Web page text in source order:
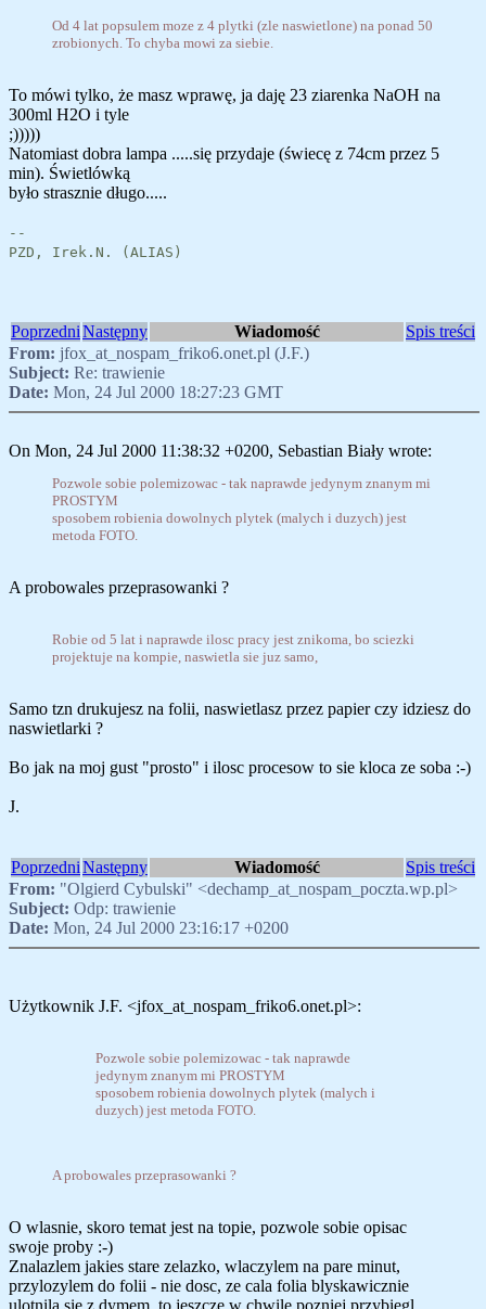
Od 4 lat popsulem moze z 4 plytki (zle naswietlone) na ponad 50
zrobionych. To chyba mowi za siebie.
To mówi tylko, że masz wprawę, ja daję 23 ziarenka NaOH na
300ml H2O i tyle
;)))))
Natomiast dobra lampa .....się przydaje (świecę z 74cm przez 5
min). Świetlówką
było strasznie długo.....
--
PZD, Irek.N. (ALIAS)
PoprzedniNastępny Wiadomość
Spis treści
From: jfox_at_nospam_friko6.onet.pl (J.F.)
Subject: Re: trawienie
Date: Mon, 24 Jul 2000 18:27:23 GMT
On Mon, 24 Jul 2000 11:38:32 +0200, Sebastian Biały wrote:
Pozwole sobie polemizowac - tak naprawde jedynym znanym mi
PROSTYM
sposobem robienia dowolnych plytek (malych i duzych) jest
metoda FOTO.
A probowales przeprasowanki ?
Robie od 5 lat i naprawde ilosc pracy jest znikoma, bo sciezki
projektuje na kompie, naswietla sie juz samo,
Samo tzn drukujesz na folii, naswietlasz przez papier czy idziesz do
naswietlarki ?
Bo jak na moj gust "prosto" i ilosc procesow to sie kloca ze soba :-)
J.
PoprzedniNastępny Wiadomość
Spis treści
From: "Olgierd Cybulski" <dechamp_at_nospam_poczta.wp.pl>
Subject: Odp: trawienie
Date: Mon, 24 Jul 2000 23:16:17 +0200
Użytkownik J.F. <jfox_at_nospam_friko6.onet.pl>:
Pozwole sobie polemizowac - tak naprawde
jedynym znanym mi PROSTYM
sposobem robienia dowolnych plytek (malych i
duzych) jest metoda FOTO.
A probowales przeprasowanki ?
O wlasnie, skoro temat jest na topie, pozwole sobie opisac
swoje proby :-)
Znalazlem jakies stare zelazko, wlaczylem na pare minut,
przylozylem do folii - nie dosc, ze cala folia blyskawicznie
ulotnila sie z dymem, to jeszcze w chwile pozniej przybiegl